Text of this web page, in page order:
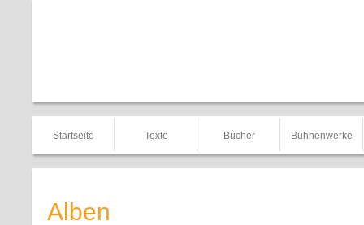
Startseite Texte Bücher Bühnenwerke
Alben